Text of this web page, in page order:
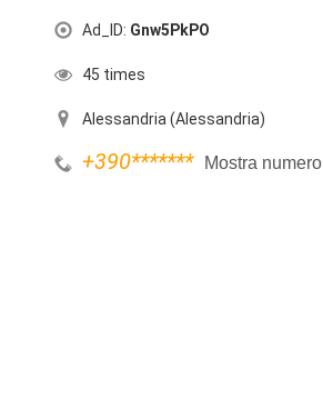
Ad_ID: Gnw5PkPO
45 times
Alessandria (Alessandria)
+390******* Mostra numero